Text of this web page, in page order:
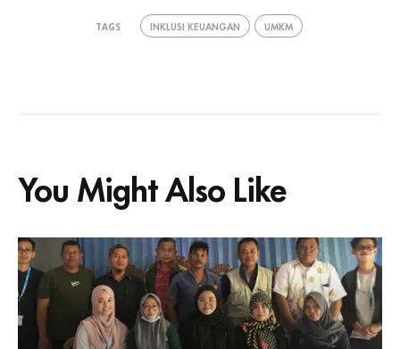
TAGS INKLUSI KEUANGAN UMKM
You Might Also Like